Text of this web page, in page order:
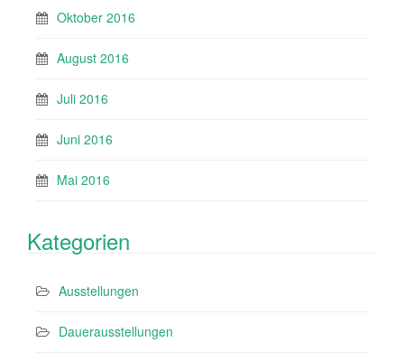
Oktober 2016
August 2016
Juli 2016
Juni 2016
Mai 2016
Kategorien
Ausstellungen
Dauerausstellungen